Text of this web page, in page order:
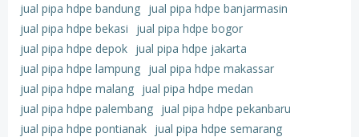
jual pipa hdpe bandung jual pipa hdpe banjarmasin
jual pipa hdpe bekasi
jual pipa hdpe bogor
jual pipa hdpe depok jual pipa hdpe jakarta
jual pipa hdpe lampung jual pipa hdpe makassar
jual pipa hdpe malang jual pipa hdpe medan
jual pipa hdpe palembang jual pipa hdpe pekanbaru
jual pipa hdpe pontianak jual pipa hdpe semarang